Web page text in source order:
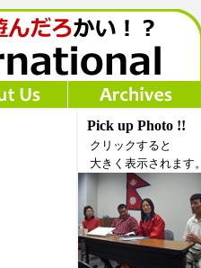
Pick up Photo !!
クリックすると
大きく表示されます。